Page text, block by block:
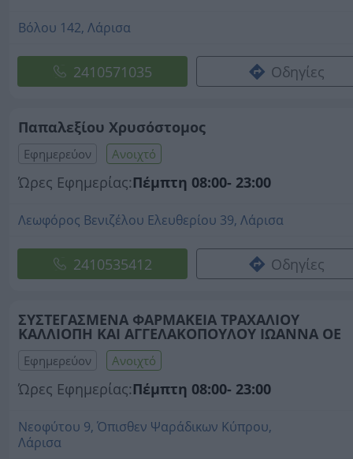
Βόλου 142, Λάρισα
2410571035 Οδηγίες
Παπαλεξίου Χρυσόστομος
Εφημερεύον Ανοιχτό
Ώρες Εφημερίας:Πέμπτη 08:00- 23:00
Λεωφόρος Βενιζέλου Ελευθερίου 39, Λάρισα
2410535412 Οδηγίες
ΣΥΣΤΕΓΑΣΜΕΝΑ ΦΑΡΜΑΚΕΙΑ ΤΡΑΧΑΛΙΟΥ
ΚΑΛΛΙΟΠΗ ΚΑΙ ΑΓΓΕΛΑΚΟΠΟΥΛΟΥ ΙΩΑΝΝΑ ΟΕ
Εφημερεύον Ανοιχτό
Ώρες Εφημερίας:Πέμπτη 08:00- 23:00
Νεοφύτου 9, Όπισθεν Ψαράδικων Κύπρου,
Λάρισα